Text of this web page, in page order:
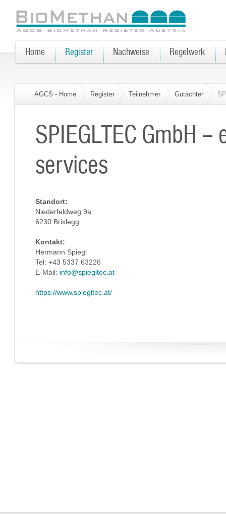
AGCS - Home Register Teilnehmer Gutachter
SPIEGLTEC GmbH –
services
Standort:
Niederfeldweg 9a
6230 Brixlegg
Kontakt:
Hermann Spiegl
Tel: +43 5337 63226
E-Mail: info@spiegltec.at
https://www.spiegltec.at/
Home Register Nachweise Regelwerk